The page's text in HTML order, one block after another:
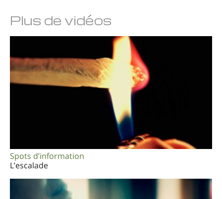
Ukrainien
Plus de vidéos
Spots d’information
L’escalade